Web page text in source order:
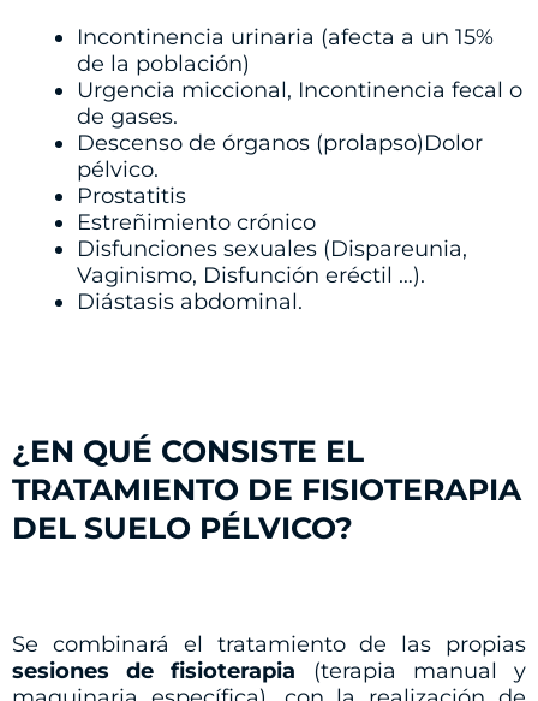
Incontinencia urinaria (afecta a un 15%
de la población)
Urgencia miccional, Incontinencia fecal o
de gases.
Descenso de órganos (prolapso)Dolor
pélvico.
Prostatitis
Estreñimiento crónico
Disfunciones sexuales (Dispareunia,
Vaginismo, Disfunción eréctil …).
Diástasis abdominal.
¿EN QUÉ CONSISTE EL
TRATAMIENTO DE FISIOTERAPIA
DEL SUELO PÉLVICO?
Se combinará el tratamiento de las propias
sesiones de fisioterapia (terapia manual y